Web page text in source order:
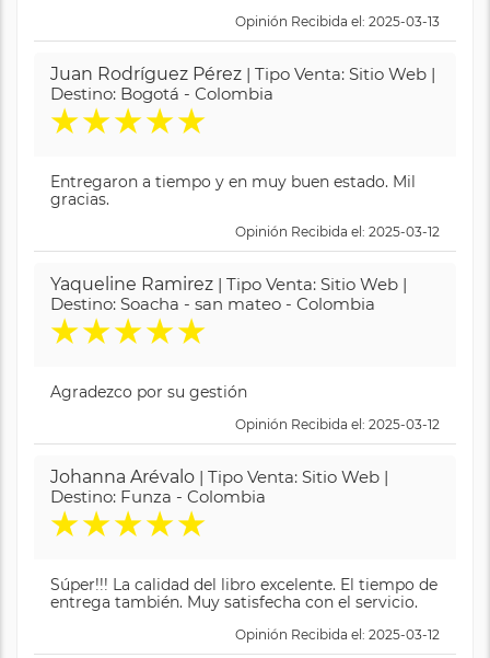
Opinión Recibida el: 2025-03-13
Juan Rodríguez Pérez | Tipo Venta: Sitio Web |
Destino: Bogotá - Colombia
★★★★★
Entregaron a tiempo y en muy buen estado. Mil
gracias.
Opinión Recibida el: 2025-03-12
Yaqueline Ramirez | Tipo Venta: Sitio Web |
Destino: Soacha - san mateo - Colombia
★★★★★
Agradezco por su gestión
Opinión Recibida el: 2025-03-12
Johanna Arévalo | Tipo Venta: Sitio Web |
Destino: Funza - Colombia
★★★★★
Súper!!! La calidad del libro excelente. El tiempo de
entrega también. Muy satisfecha con el servicio.
Opinión Recibida el: 2025-03-12